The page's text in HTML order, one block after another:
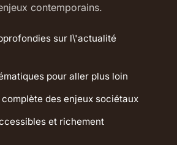
contemporains.
sur l\'actualité
pour aller plus loin
des enjeux sociétaux
et richement